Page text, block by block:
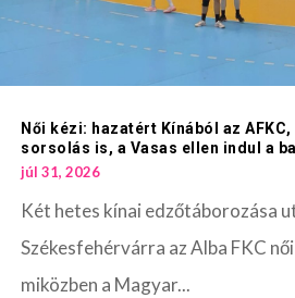
Női kézi: hazatért Kínából az
sorsolás is, a Vasas ellen indul a
júl 31, 2026
Két hetes kínai edzőtáborozása
Székesfehérvárra az Alba FKC
miközben a Magyar...